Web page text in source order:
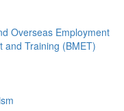
Overseas Employment
and Training (BMET)